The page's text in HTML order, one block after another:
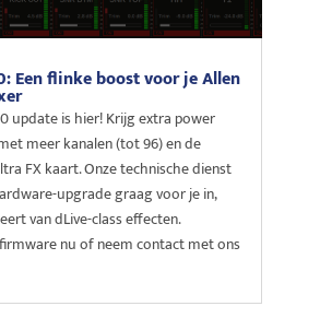
Een flinke boost voor je Allen
update is hier! Krijg extra power
meer kanalen (tot 96) en de
FX kaart. Onze technische dienst
upgrade graag voor je in,
van dLive-class effecten.
nu of neem contact met ons